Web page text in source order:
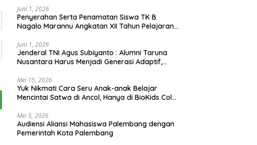
Juni 1, 2026
Penyerahan Serta Penamatan Siswa TK B
Nagalo Marannu Angkatan XII Tahun Pelajaran
Juni 1, 2026
Jenderal TNI Agus Subiyanto : Alumni Taruna
Nusantara Harus Menjadi Generasi Adaptif,
Mei 15, 2026
Yuk Nikmati Cara Seru Anak-anak Belajar
Mencintai Satwa di Ancol, Hanya di BioKids Color
Mei 5, 2026
Audiensi Aliansi Mahasiswa Palembang dengan
Pemerintah Kota Palembang